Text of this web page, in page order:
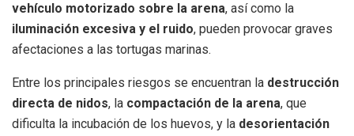
vehículo motorizado sobre la arena, así como la
iluminación excesiva y el ruido, pueden provocar graves
afectaciones a las tortugas marinas.
Entre los principales riesgos se encuentran la destrucción
directa de nidos, la compactación de la arena, que
dificulta la incubación de los huevos, y la desorientación